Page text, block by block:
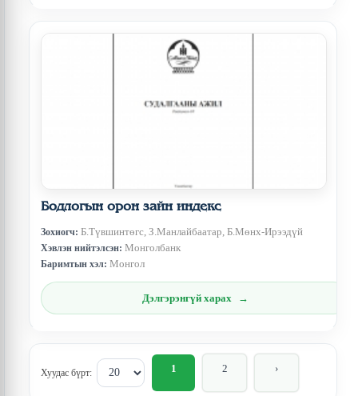
Бодлогын орон зайн индекс
Зохиогч: Б.Түвшинтөгс, З.Манлайбаатар, Б.Мөнх-Ирээдүй
Хэвлэн нийтэлсэн: Монголбанк
Баримтын хэл: Монгол
Дэлгэрэнгүй харах
Хуудас бүрт: 1 2 ›